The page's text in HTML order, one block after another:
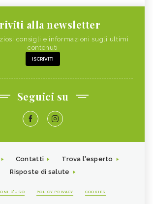
alla newsletter
consigli e informazioni sugli ultimi
contenuti
ISCRIVITI
Seguici su
Contatti
Trova l'esperto
Risposte di salute
D'USO POLICY PRIVACY COOKIES